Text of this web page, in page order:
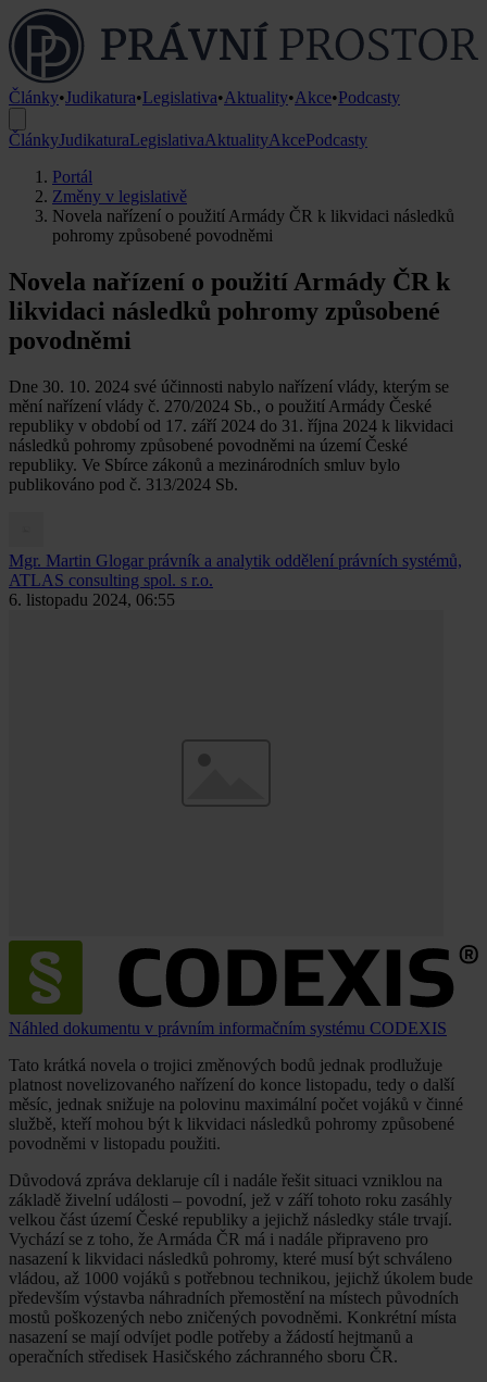
Články•Judikatura•Legislativa•Aktuality•Akce•Podcasty
ČlánkyJudikaturaLegislativaAktualityAkcePodcasty
Portál
Změny v legislativě
Novela nařízení o použití Armády ČR k likvidaci následků
pohromy způsobené povodněmi
Novela nařízení o použití Armády ČR k
likvidaci následků pohromy způsobené
povodněmi
Dne 30. 10. 2024 své účinnosti nabylo nařízení vlády, kterým se
mění nařízení vlády č. 270/2024 Sb., o použití Armády České
republiky v období od 17. září 2024 do 31. října 2024 k likvidaci
následků pohromy způsobené povodněmi na území České
republiky. Ve Sbírce zákonů a mezinárodních smluv bylo
publikováno pod č. 313/2024 Sb.
Mgr. Martin Glogar právník a analytik oddělení právních systémů,
ATLAS consulting spol. s r.o.
6. listopadu 2024, 06:55
Náhled dokumentu v právním informačním systému CODEXIS
Tato krátká novela o trojici změnových bodů jednak prodlužuje
platnost novelizovaného nařízení do konce listopadu, tedy o další
měsíc, jednak snižuje na polovinu maximální počet vojáků v činné
službě, kteří mohou být k likvidaci následků pohromy způsobené
povodněmi v listopadu použiti.
Důvodová zpráva deklaruje cíl i nadále řešit situaci vzniklou na
základě živelní události – povodní, jež v září tohoto roku zasáhly
velkou část území České republiky a jejichž následky stále trvají.
Vychází se z toho, že Armáda ČR má i nadále připraveno pro
nasazení k likvidaci následků pohromy, které musí být schváleno
vládou, až 1000 vojáků s potřebnou technikou, jejichž úkolem bude
především výstavba náhradních přemostění na místech původních
mostů poškozených nebo zničených povodněmi. Konkrétní místa
nasazení se mají odvíjet podle potřeby a žádostí hejtmanů a
operačních středisek Hasičského záchranného sboru ČR.